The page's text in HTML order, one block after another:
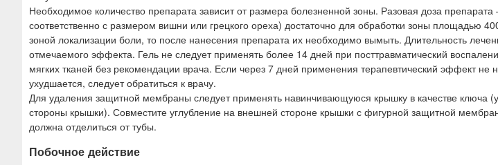
Необходимое количество препарата зависит от размера болезненной зоны. Разовая доза
соответственно с размером вишни или грецкого ореха) достаточно для обработки зоны площадью
зоной локализации боли, то после нанесения препарата их необходимо вымыть. Длительность
отмечаемого эффекта. Гель не следует применять более 14 дней при посттравматический
мягких тканей без рекомендации врача. Если через 7 дней применения терапевтический эффект не
ухудшается, следует обратиться к врачу.
Для удаления защитной мембраны следует применять навинчивающуюся крышку в качестве ключа
стороны крышки). Совместите углубление на внешней стороне крышки с фигурной защитной
должна отделиться от тубы.
Побочное действие